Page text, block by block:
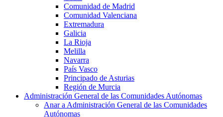
Comunidad de Madrid
Comunidad Valenciana
Extremadura
Galicia
La Rioja
Melilla
Navarra
País Vasco
Principado de Asturias
Región de Murcia
Administración General de las Comunidades Autónomas
Anar a Administración General de las Comunidades
Autónomas